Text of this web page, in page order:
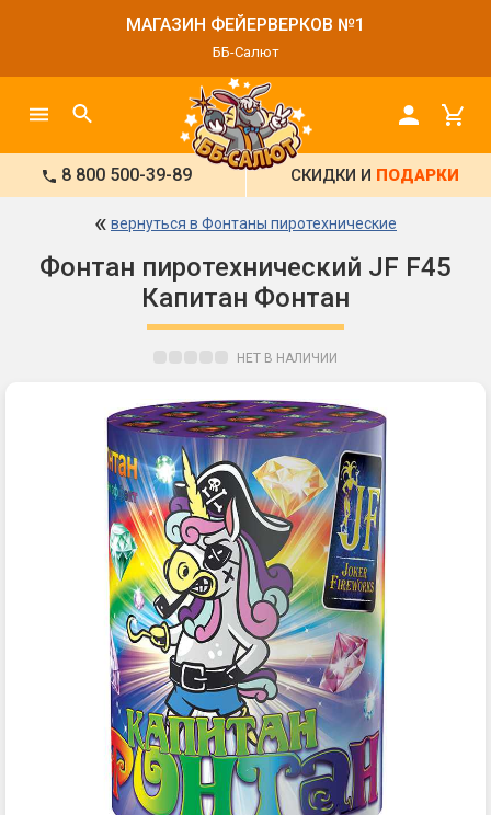
МАГАЗИН ФЕЙЕРВЕРКОВ №1
ББ-Салют
8 800 500-39-89 СКИДКИ И ПОДАРКИ
« вернуться в Фонтаны пиротехнические
Фонтан пиротехнический JF F45
Капитан Фонтан
НЕТ В НАЛИЧИИ